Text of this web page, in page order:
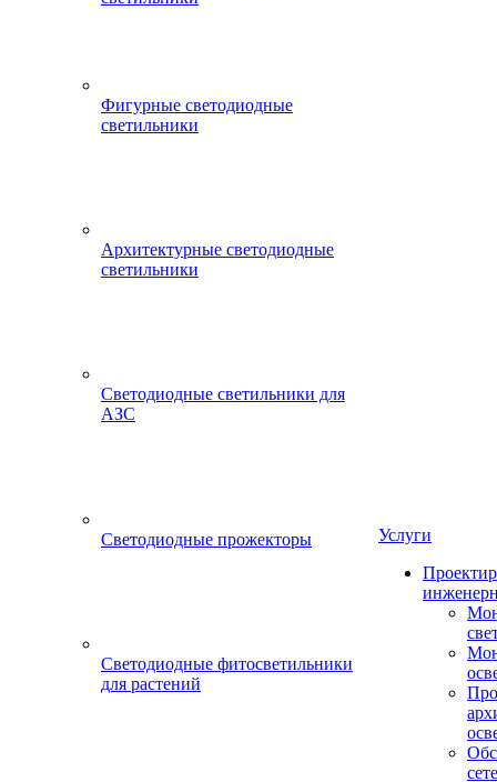
Фигурные светодиодные
светильники
Архитектурные светодиодные
светильники
Светодиодные светильники для
АЗС
Светодиодные прожекторы
Светодиодные фитосветильники
для растений
Услуги